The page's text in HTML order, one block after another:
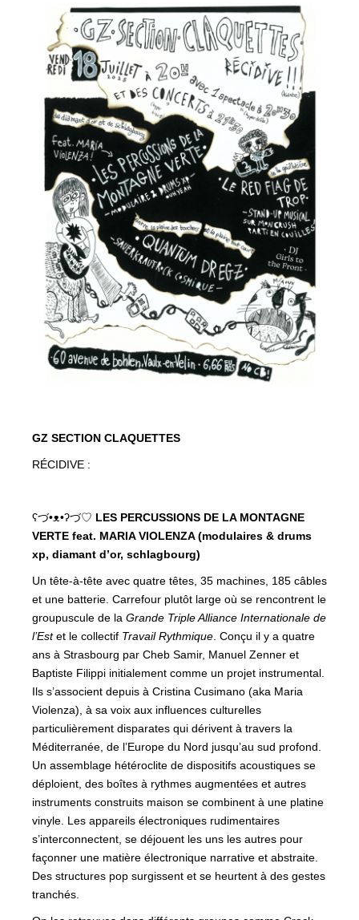
GZ SECTION CLAQUETTES
RÉCIDIVE :
ʕづ•ᴥ•ʔづ♡ LES PERCUSSIONS DE LA MONTAGNE
VERTE feat. MARIA VIOLENZA (modulaires & drums
xp, diamant d’or, schlagbourg)
Un tête-à-tête avec quatre têtes, 35 machines, 185 câbles
et une batterie. Carrefour plutôt large où se rencontrent le
groupuscule de la Grande Triple Alliance Internationale de
l’Estet le collectif Travail Rythmique . Conçu il y a quatre
ans à Strasbourg par Cheb Samir, Manuel Zenner et
Baptiste Filippi initialement comme un projet instrumental.
Ils s’associent depuis à Cristina Cusimano (aka Maria
Violenza), à sa voix aux influences culturelles
particulièrement disparates qui dérivent à travers la
Méditerranée, de l’Europe du Nord jusqu’au sud profond.
Un assemblage hétéroclite de dispositifs acoustiques se
déploient, des boîtes à rythmes augmentées et autres
instruments construits maison se combinent à une platine
vinyle. Les appareils électroniques rudimentaires
s’interconnectent, se déjouent les uns les autres pour
façonner une matière électronique narrative et abstraite.
Des structures pop surgissent et se heurtent à des gestes
tranchés.